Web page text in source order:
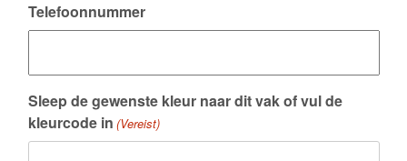
Telefoonnummer
Sleep de gewenste kleur naar dit vak of vul de
kleurcode in (Vereist)